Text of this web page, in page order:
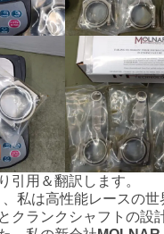
引用＆翻訳します。
私は高性能レースの世
クランクシャフトの設